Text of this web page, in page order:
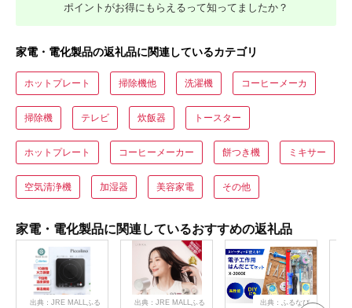
ポイントがお得にもらえるって知ってましたか？
家電・電化製品の返礼品に関連しているカテゴリ
ホットプレート 掃除機他 洗濯機 コーヒーメーカ
掃除機 テレビ 炊飯器 トースター
ホットプレート コーヒーメーカー 餅つき機 ミキサー
空気清浄機 加湿器 美容家電 その他
家電・電化製品に関連しているおすすめの返礼品
出典：JRE MALLふる
出典：JRE MALLふる
出典：ふるなび